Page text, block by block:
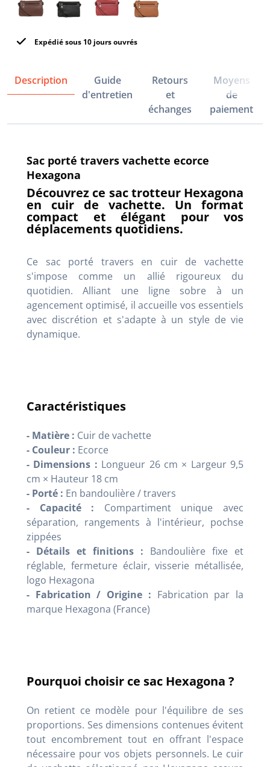
Expédié sous 10 jours ouvrés
Description
Guide
d'entretien
Retours
et
échanges
Moyens
de
paiement
Sac porté travers vachette ecorce
Hexagona
Découvrez ce sac trotteur Hexagona
en cuir de vachette. Un format
compact et élégant pour vos
déplacements quotidiens.
Ce sac porté travers en cuir de vachette
s'impose comme un allié rigoureux du
quotidien. Alliant une ligne sobre à un
agencement optimisé, il accueille vos essentiels
avec discrétion et s'adapte à un style de vie
dynamique.
Caractéristiques
- Matière : Cuir de vachette
- Couleur : Ecorce
- Dimensions : Longueur 26 cm × Largeur 9,5
cm × Hauteur 18 cm
- Porté : En bandoulière / travers
- Capacité : Compartiment unique avec
séparation, rangements à l'intérieur, pochse
zippées
- Détails et finitions : Bandoulière fixe et
réglable, fermeture éclair, visserie métallisée,
logo Hexagona
- Fabrication / Origine : Fabrication par la
marque Hexagona (France)
Pourquoi choisir ce sac Hexagona ?
On retient ce modèle pour l'équilibre de ses
proportions. Ses dimensions contenues évitent
tout encombrement tout en offrant l'espace
nécessaire pour vos objets personnels. Le cuir